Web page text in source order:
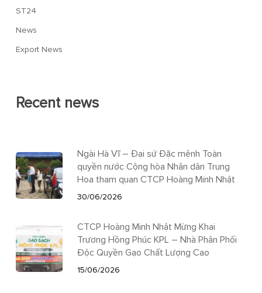
ST24
News
Export News
Recent news
Ngài Hà Vĩ – Đại sứ Đặc mệnh Toàn
quyền nước Cộng hòa Nhân dân Trung
Hoa tham quan CTCP Hoàng Minh Nhật
30/06/2026
CTCP Hoàng Minh Nhật Mừng Khai
Trương Hồng Phúc KPL – Nhà Phân Phối
Độc Quyền Gạo Chất Lượng Cao
15/06/2026